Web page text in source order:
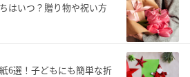
はいつ？贈り物や祝い方
6選！子どもにも簡単な折